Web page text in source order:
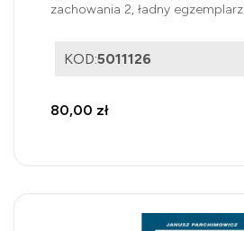
zachowania 2, ładny egzemplarz
KOD:5011126
80,00 zł